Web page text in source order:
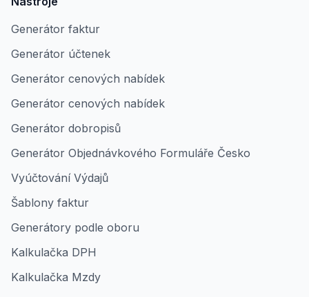
Generátor faktur
Generátor účtenek
Generátor cenových nabídek
Generátor cenových nabídek
Generátor dobropisů
Generátor Objednávkového Formuláře Česko
Vyúčtování Výdajů
Šablony faktur
Generátory podle oboru
Kalkulačka DPH
Kalkulačka Mzdy